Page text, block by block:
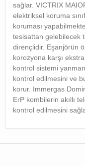
sağlar. VICTRIX
elektriksel koruma
koruması
tesisattan gelebilecek
dirençlidir. Eşanjörün
korozyona karşı
kontrol sistemi
kontrol edilmesini ve
korur. Immergas
ErP kombilerin akıllı
kontrol edilmesini